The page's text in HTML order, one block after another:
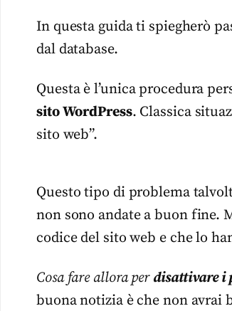
In questa guida ti spiegherò
dal database.
Questa è l’unica procedura
sito WordPress. Classica
sito web”.
Questo tipo di problema
non sono andate a buon fine.
codice del sito web e che lo
Cosa fare allora per disattivare i
buona notizia è che non avrai